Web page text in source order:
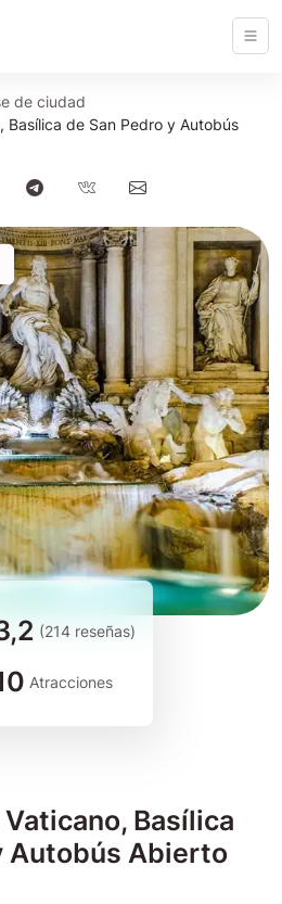
de ciudad
Basílica de San Pedro y Autobús
(214 reseñas)
Atracciones
Basílica
Autobús Abierto